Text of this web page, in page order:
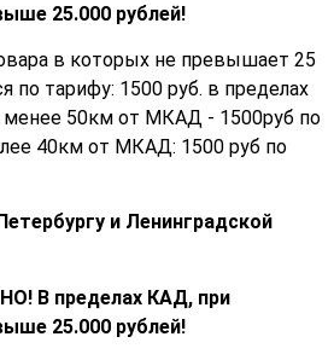
25.000 рублей!
в которых не превышает 25
по тарифу: 1500 руб. в пределах
50км от МКАД - 1500руб по
40км от МКАД: 1500 руб по
и Ленинградской
В пределах КАД, при
25.000 рублей!